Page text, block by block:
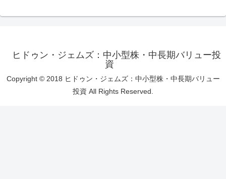
ヒドゥン・ジェムズ：中小型株・中長期バリュー投
資
Copyright © 2018 ヒドゥン・ジェムズ：中小型株・中長期バリュー
投資 All Rights Reserved.